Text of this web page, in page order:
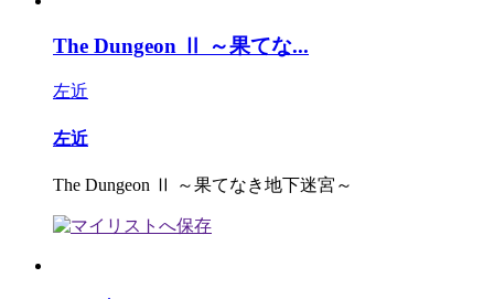
The Dungeon Ⅱ ～果てな...
左近
左近
The Dungeon Ⅱ ～果てなき地下迷宮～